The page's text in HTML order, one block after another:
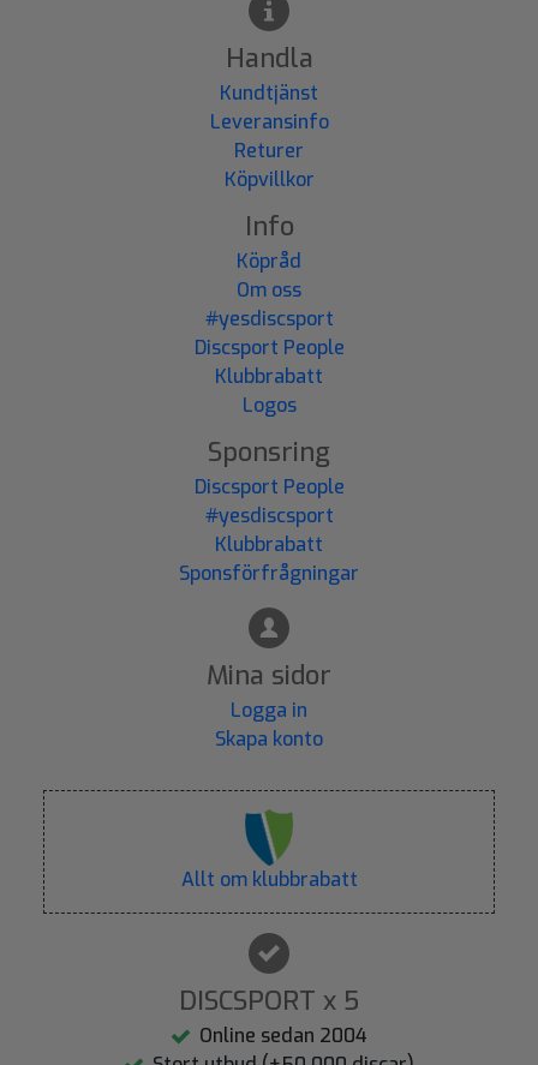
Handla
Kundtjänst
Leveransinfo
Returer
Köpvillkor
Info
Köpråd
Om oss
#yesdiscsport
Discsport People
Klubbrabatt
Logos
Sponsring
Discsport People
#yesdiscsport
Klubbrabatt
Sponsförfrågningar
Mina sidor
Logga in
Skapa konto
Allt om klubbrabatt
DISCSPORT x 5
Online sedan 2004